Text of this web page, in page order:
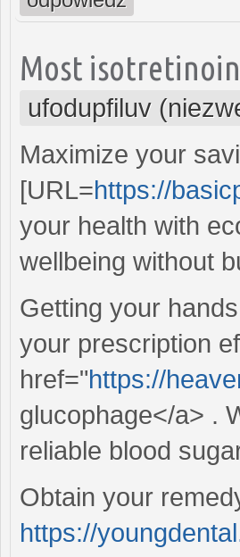
Most
ufodupfiluv
Maximize your
[URL=https://
your health with
wellbeing without
Getting your
your prescription
href="https://
glucophage</a> .
reliable blood
Obtain your
https://